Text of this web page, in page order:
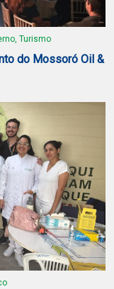
Turismo
do Mossoró Oil &